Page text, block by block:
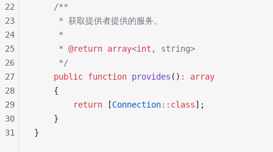
    /**
     * 获取提供者提供的服务。
     *
     *
@return array<int , string>
     */
    public
function provides () :
array
    {
        return
[Connection::class];
    }
}
22
23
24
25
26
27
28
29
30
31